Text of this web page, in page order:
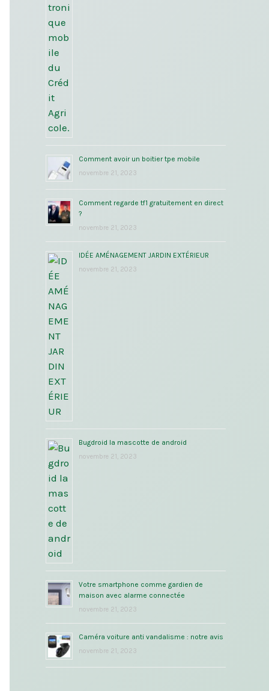
Comment avoir un boitier tpe mobile
novembre 21, 2023
Comment regarde tf1 gratuitement en direct
?
novembre 21, 2023
IDÉE AMÉNAGEMENT JARDIN EXTÉRIEUR
novembre 21, 2023
Bugdroid la mascotte de android
novembre 21, 2023
Votre smartphone comme gardien de
maison avec alarme connectée
novembre 21, 2023
Caméra voiture anti vandalisme : notre avis
novembre 21, 2023